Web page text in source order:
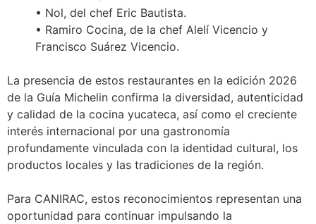
• Nol, del chef Eric Bautista.
• Ramiro Cocina, de la chef Alelí Vicencio y
Francisco Suárez Vicencio.
La presencia de estos restaurantes en la edición 2026
de la Guía Michelin confirma la diversidad, autenticidad
y calidad de la cocina yucateca, así como el creciente
interés internacional por una gastronomía
profundamente vinculada con la identidad cultural, los
productos locales y las tradiciones de la región.
Para CANIRAC, estos reconocimientos representan una
oportunidad para continuar impulsando la